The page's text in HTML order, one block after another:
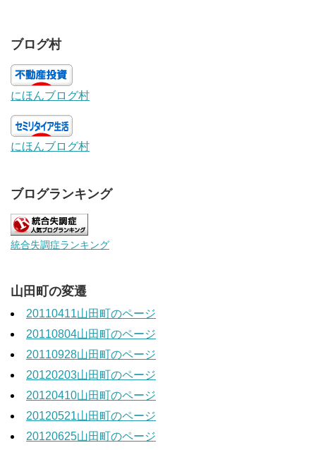
ブログ村
にほんブログ村
にほんブログ村
ブログランキング
統合失調症ランキング
山田町の変遷
20110411山田町のページ
20110804山田町のページ
20110928山田町のページ
20120203山田町のページ
20120410山田町のページ
20120521山田町のページ
20120625山田町のページ